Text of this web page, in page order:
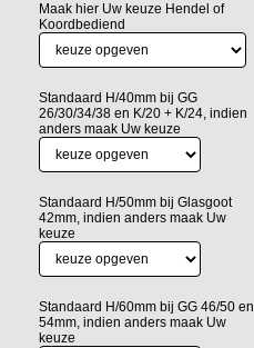
Maak hier Uw keuze Hendel of
Koordbediend
Standaard H/40mm bij GG
26/30/34/38 en K/20 + K/24, indien
anders maak Uw keuze
Standaard H/50mm bij Glasgoot
42mm, indien anders maak Uw
keuze
Standaard H/60mm bij GG 46/50 en
54mm, indien anders maak Uw
keuze